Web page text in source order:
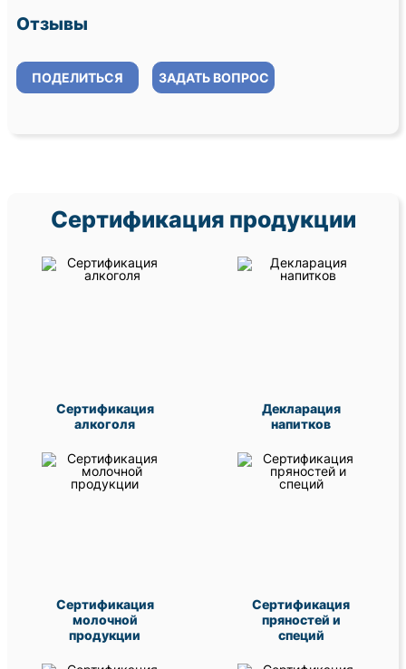
Отзывы
ПОДЕЛИТЬСЯ ЗАДАТЬ ВОПРОС
Сертификация продукции
Сертификация
алкоголя
Декларация
напитков
Сертификация
молочной
продукции
Сертификация
пряностей и
специй